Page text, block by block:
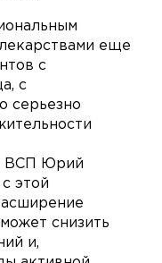
еще
с
с
серьезно
ВСП Юрий
этой
снизить
и,